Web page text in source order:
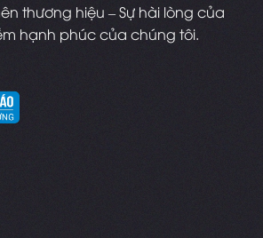
thương hiệu – Sự hài lòng của
hạnh phúc của chúng tôi.